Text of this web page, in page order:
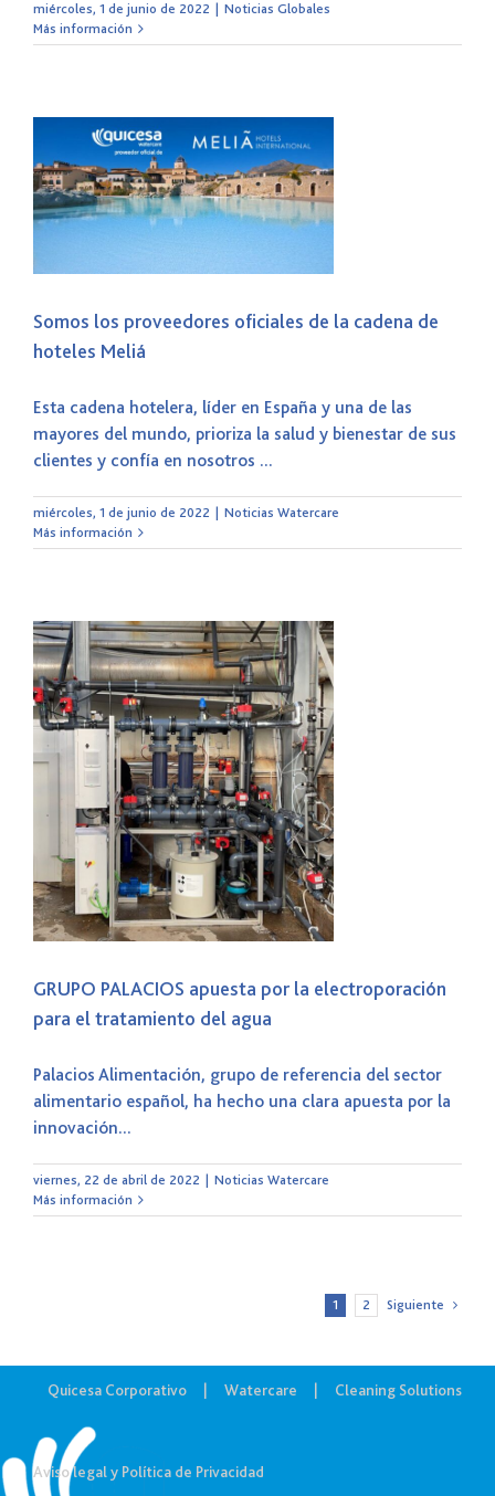
miércoles, 1 de junio de 2022
Noticias Globales
Más información
Somos los proveedores oficiales de la cadena de
hoteles Meliá
Esta cadena hotelera, líder en España y una de las
mayores del mundo, prioriza la salud y bienestar de sus
clientes y confía en nosotros ...
miércoles, 1 de junio de 2022 | Noticias Watercare
Más información
GRUPO PALACIOS apuesta por la electroporación
para el tratamiento del agua
Palacios Alimentación, grupo de referencia del sector
alimentario español, ha hecho una clara apuesta por la
innovación...
viernes, 22 de abril de 2022
Noticias Watercare
Más información
1 2 Siguiente
Quicesa Corporativo Watercare Cleaning Solutions
Aviso legal y Política de Privacidad